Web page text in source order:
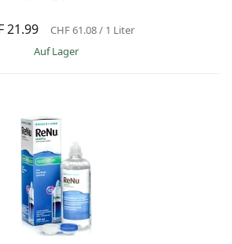
21.99 CHF 61.08/ 1 Liter
auf Lager